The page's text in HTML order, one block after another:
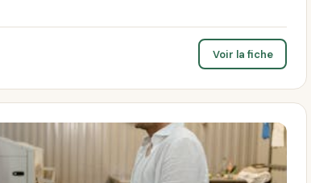
Voir la fiche